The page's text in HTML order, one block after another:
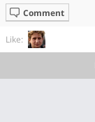
Comment
Like: